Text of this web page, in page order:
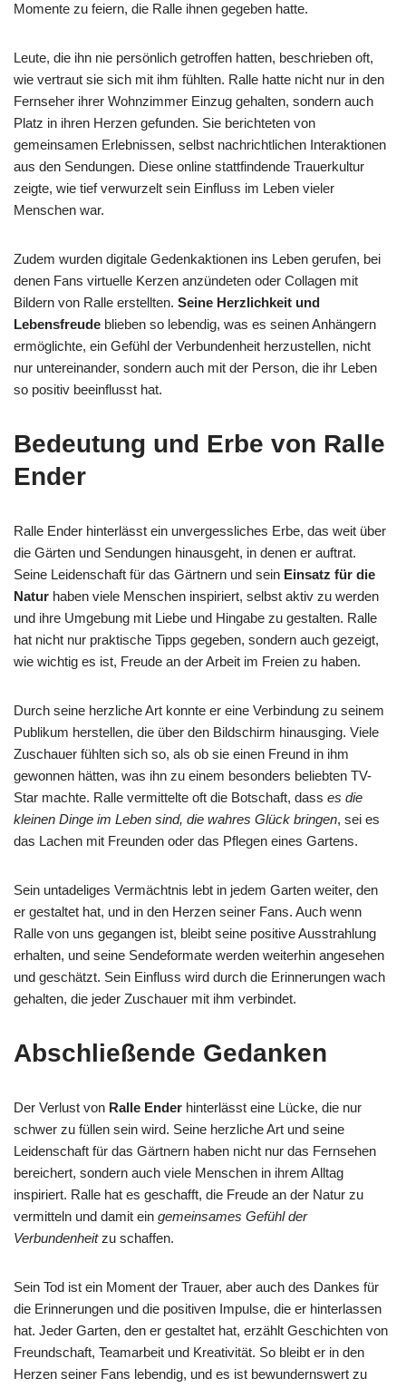
Momente zu feiern, die Ralle ihnen gegeben hatte.
Leute, die ihn nie persönlich getroffen hatten, beschrieben oft,
wie vertraut sie sich mit ihm fühlten. Ralle hatte nicht nur in den
Fernseher ihrer Wohnzimmer Einzug gehalten, sondern auch
Platz in ihren Herzen gefunden. Sie berichteten von
gemeinsamen Erlebnissen, selbst nachrichtlichen Interaktionen
aus den Sendungen. Diese online stattfindende Trauerkultur
zeigte, wie tief verwurzelt sein Einfluss im Leben vieler
Menschen war.
Zudem wurden digitale Gedenkaktionen ins Leben gerufen, bei
denen Fans virtuelle Kerzen anzündeten oder Collagen mit
Bildern von Ralle erstellten. Seine Herzlichkeit und
Lebensfreude blieben so lebendig, was es seinen Anhängern
ermöglichte, ein Gefühl der Verbundenheit herzustellen, nicht
nur untereinander, sondern auch mit der Person, die ihr Leben
so positiv beeinflusst hat.
Bedeutung und Erbe von Ralle
Ender
Ralle Ender hinterlässt ein unvergessliches Erbe, das weit über
die Gärten und Sendungen hinausgeht, in denen er auftrat.
Seine Leidenschaft für das Gärtnern und sein Einsatz für die
Natur haben viele Menschen inspiriert, selbst aktiv zu werden
und ihre Umgebung mit Liebe und Hingabe zu gestalten. Ralle
hat nicht nur praktische Tipps gegeben, sondern auch gezeigt,
wie wichtig es ist, Freude an der Arbeit im Freien zu haben.
Durch seine herzliche Art konnte er eine Verbindung zu seinem
Publikum herstellen, die über den Bildschirm hinausging. Viele
Zuschauer fühlten sich so, als ob sie einen Freund in ihm
gewonnen hätten, was ihn zu einem besonders beliebten TV-
Star machte. Ralle vermittelte oft die Botschaft, dass es die
kleinen Dinge im Leben sind, die wahres Glück bringen, sei es
das Lachen mit Freunden oder das Pflegen eines Gartens.
Sein untadeliges Vermächtnis lebt in jedem Garten weiter, den
er gestaltet hat, und in den Herzen seiner Fans. Auch wenn
Ralle von uns gegangen ist, bleibt seine positive Ausstrahlung
erhalten, und seine Sendeformate werden weiterhin angesehen
und geschätzt. Sein Einfluss wird durch die Erinnerungen wach
gehalten, die jeder Zuschauer mit ihm verbindet.
Abschließende Gedanken
Der Verlust von Ralle Ender hinterlässt eine Lücke, die nur
schwer zu füllen sein wird. Seine herzliche Art und seine
Leidenschaft für das Gärtnern haben nicht nur das Fernsehen
bereichert, sondern auch viele Menschen in ihrem Alltag
inspiriert. Ralle hat es geschafft, die Freude an der Natur zu
vermitteln und damit ein gemeinsames Gefühl der
Verbundenheitzu schaffen.
Sein Tod ist ein Moment der Trauer, aber auch des Dankes für
die Erinnerungen und die positiven Impulse, die er hinterlassen
hat. Jeder Garten, den er gestaltet hat, erzählt Geschichten von
Freundschaft, Teamarbeit und Kreativität. So bleibt er in den
Herzen seiner Fans lebendig, und es ist bewundernswert zu